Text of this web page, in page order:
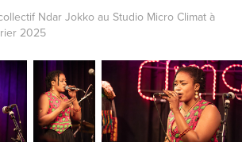
Ndar Jokko au Studio Micro Climat à
2025